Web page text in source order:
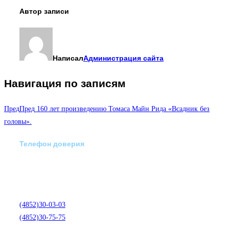
Автор записи
НаписалАдминистрация сайта
Навигация по записям
ПредПред 160 лет произведению Томаса Майн Рида «Всадник без
головы».
Телефон доверия
(4852)30-03-03
(4852)30-75-75